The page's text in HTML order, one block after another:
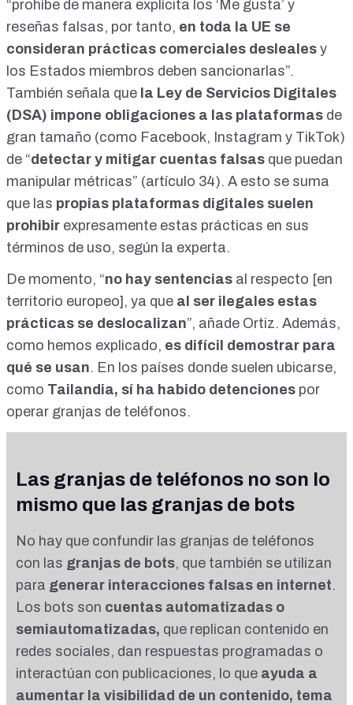
“prohíbe de manera explícita los ‘Me gusta’ y
reseñas falsas, por tanto, en toda la UE se
consideran prácticas comerciales desleales y
los Estados miembros deben sancionarlas”.
También señala que la Ley de Servicios Digitales
(DSA) impone obligaciones a las plataformas de
gran tamaño (como Facebook, Instagram y TikTok)
de “detectar y mitigar cuentas falsas que puedan
manipular métricas” (artículo 34). A esto se suma
que las propias plataformas digitales suelen
prohibir expresamente estas prácticas en sus
términos de uso, según la experta.
De momento, “no hay sentencias al respecto [en
territorio europeo], ya que al ser ilegales estas
prácticas se deslocalizan”, añade Ortiz. Además,
como hemos explicado, es difícil demostrar para
qué se usan. En los países donde suelen ubicarse,
como Tailandia, sí ha habido detenciones por
operar granjas de teléfonos.
Las granjas de teléfonos no son lo
mismo que las granjas de bots
No hay que confundir las granjas de teléfonos
con las granjas de bots, que también se utilizan
para generar interacciones falsas en internet.
Los bots son cuentas automatizadas o
semiautomatizadas, que replican contenido en
redes sociales, dan respuestas programadas o
interactúan con publicaciones, lo que ayuda a
aumentar la visibilidad de un contenido, tema